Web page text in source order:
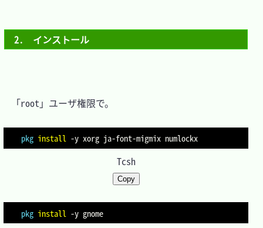
2.　インストール
「root」ユーザ権限で。
pkg install -y
Tcsh
Copy
pkg install -y